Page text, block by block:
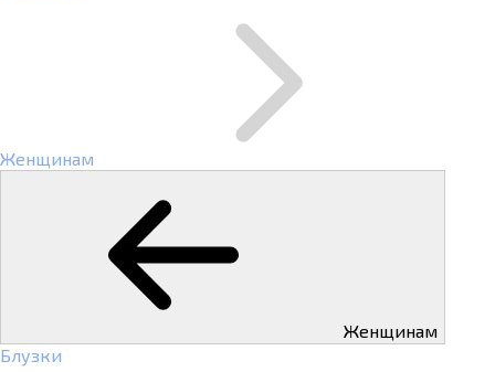
Женщинам
Женщинам
Блузки